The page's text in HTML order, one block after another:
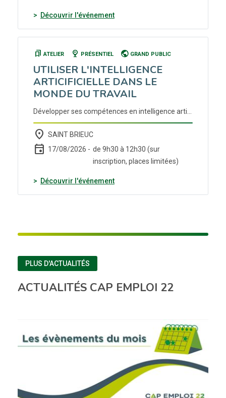
Découvrir l'événement(nouvelle fenêtre)
bookmarks ATELIER nest_cam_indoor PRÉSENTIEL public GRAND PUBLIC
UTILISER L'INTELLIGENCE
ARTICIFICIELLE DANS LE
MONDE DU TRAVAIL
place SAINT BRIEUC
event 17/08/2026 - de 9h30 à 12h30 (sur
inscription, places limitées)
Découvrir l'événement(nouvelle fenêtre)
ACTUALITÉS CAP EMPLOI 22
PLUS D'ACTUALITÉS